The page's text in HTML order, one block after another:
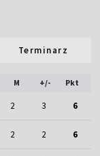
Terminarz
M +/- Pkt
2 3 6
2 2 6